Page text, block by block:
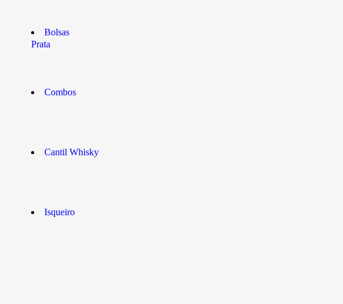
Bolsas
Prata
Combos
Cantil Whisky
Isqueiro